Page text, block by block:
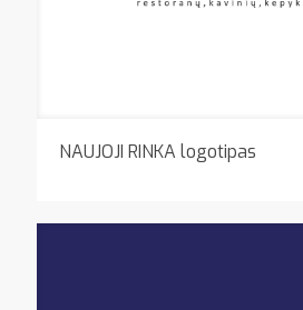
NAUJOJI RINKA logotipas